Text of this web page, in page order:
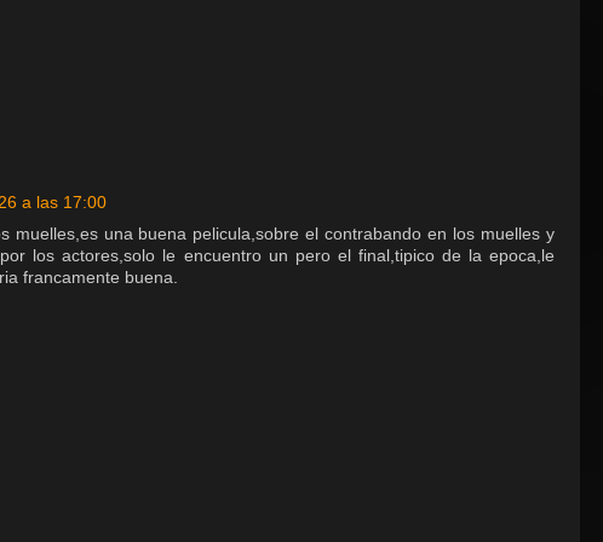
a las 17:00
muelles,es una buena pelicula,sobre el contrabando en los muelles y
los actores,solo le encuentro un pero el final,tipico de la epoca,le
francamente buena.